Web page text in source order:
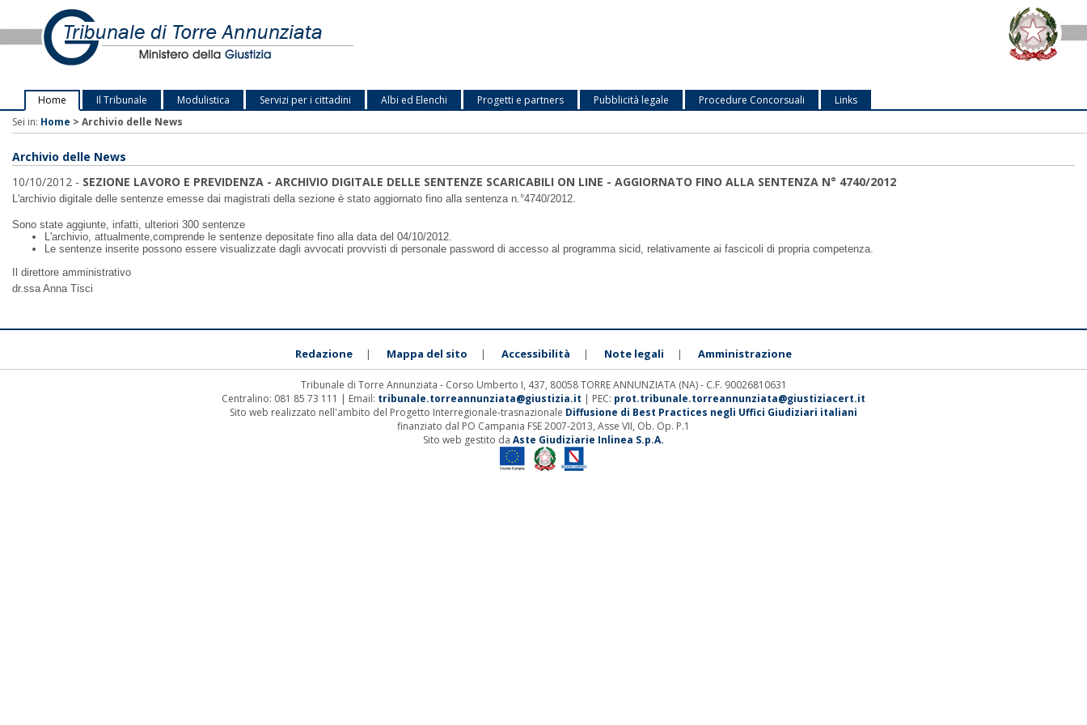
Home Il Tribunale Modulistica Servizi per i cittadini Albi ed Elenchi Progetti e partners Pubblicità legale Procedure Concorsuali
Links
Sei in: Home > Archivio delle News
Archivio delle News
10/10/2012 - SEZIONE LAVORO E PREVIDENZA - ARCHIVIO DIGITALE DELLE SENTENZE SCARICABILI ON LINE - AGGIORNATO FINO ALLA SENTENZA N° 4740/2012
L'archivio digitale delle sentenze emesse dai magistrati della sezione è stato aggiornato fino alla sentenza n.°4740/2012.
Sono state aggiunte, infatti, ulteriori 300 sentenze
L'archivio, attualmente,comprende le sentenze depositate fino alla data del 04/10/2012.
Le sentenze inserite possono essere visualizzate dagli avvocati provvisti di personale password di accesso al programma sicid, relativamente ai fascicoli di propria competenza.
Il direttore amministrativo
dr.ssa Anna Tisci
Redazione | Mappa del sito | Accessibilità | Note legali | Amministrazione
Tribunale di Torre Annunziata - Corso Umberto I, 437, 80058 TORRE ANNUNZIATA (NA) - C.F. 90026810631
Centralino: 081 85 73 111 | Email: tribunale.torreannunziata@giustizia.it | PEC: prot.tribunale.torreannunziata@giustiziacert.it
Sito web realizzato nell'ambito del Progetto Interregionale-trasnazionale Diffusione di Best Practices negli Uffici Giudiziari italiani
finanziato dal PO Campania FSE 2007-2013, Asse VII, Ob. Op. P.1
Sito web gestito da Aste Giudiziarie Inlinea S.p.A.